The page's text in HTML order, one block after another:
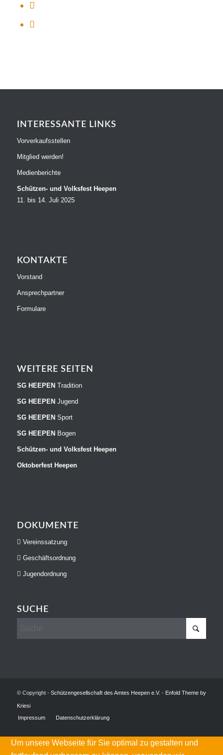
INTERESSANTE LINKS
Vorverkaufsstellen
Mitglied werden!
Medienberichte
Schützen- und Volksfest Heepen
11. bis 14. Juli 2025
KONTAKTE
Vorstand
Ansprechpartner
Formulare
WEITERE SEITEN
SG HEEPEN Tradition
SG HEEPEN Jugend
SG HEEPEN Sport
SG HEEPEN Bogen
Schützen- und Volksfest Heepen
Oktoberfest Heepen
DOKUMENTE
Vereinssatzung
Geschäftsordnung
Jugendordnung
SUCHE
© Copyright - Schützengesellschaft des Amtes Heepen e.V. - Enfold Theme by
Kriesi
Impressum
Datenschutzerklärung
Um unsere Webseite für Sie optimal zu gestalten und